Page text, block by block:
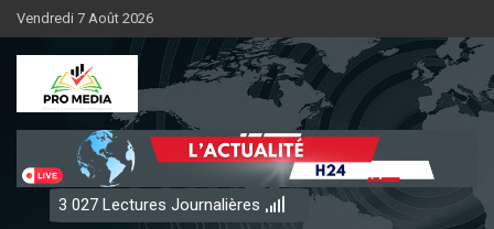
Aller
au
contenu
Vendredi 7 Août 2026
Sénégal Promedia
3 027 Lectures Journalières